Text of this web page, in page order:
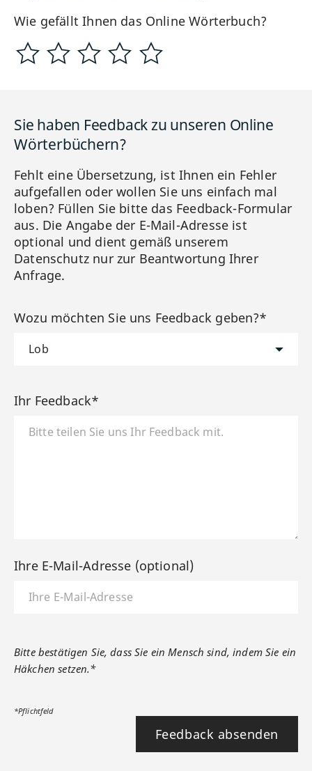
Wie gefällt Ihnen das Online Wörterbuch?
Sie haben Feedback zu unseren Online
Wörterbüchern?
Fehlt eine Übersetzung, ist Ihnen ein Fehler
aufgefallen oder wollen Sie uns einfach mal
loben? Füllen Sie bitte das Feedback-Formular
aus. Die Angabe der E-Mail-Adresse ist
optional und dient gemäß unserem
Datenschutz nur zur Beantwortung Ihrer
Anfrage.
Wozu möchten Sie uns Feedback geben?*
Ihr Feedback*
Ihre E-Mail-Adresse (optional)
Bitte bestätigen Sie, dass Sie ein Mensch sind, indem Sie ein
Häkchen setzen.*
*Pflichtfeld
Feedback absenden